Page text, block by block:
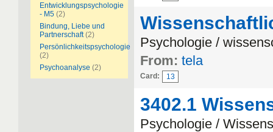
Entwicklungspsychologie
- M5 (2)
Bindung, Liebe und
Partnerschaft (2)
Persönlichkeitspsychologie
(2)
Psychoanalyse (2)
Psychologie /
From: tela
Card: 13
3402.1
Psychologie /